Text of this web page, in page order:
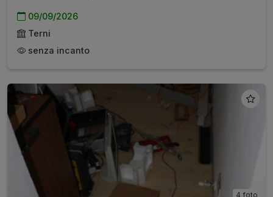
09/09/2026
Terni
senza incanto
4 foto